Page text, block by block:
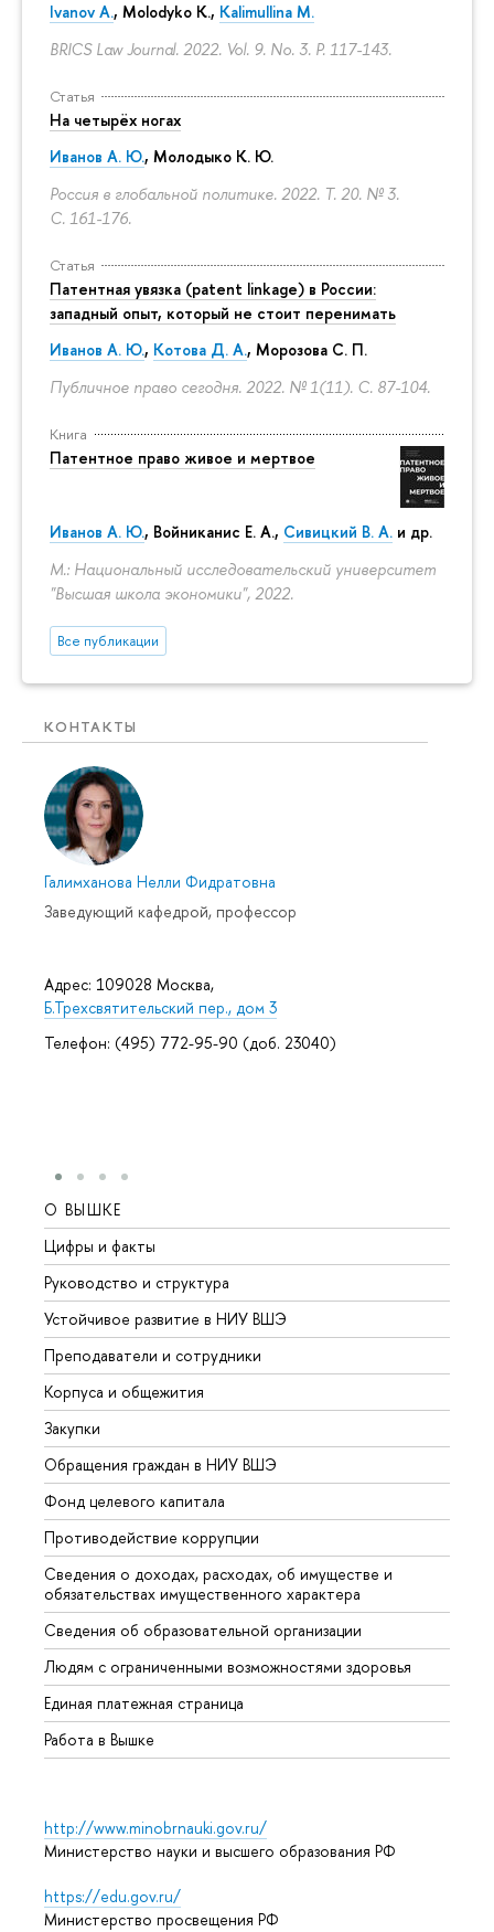
Ivanov A., Molodyko K., Kalimullina M.
BRICS Law Journal. 2022. Vol. 9. No. 3. P. 117-143.
Статья
На четырёх ногах
Иванов А. Ю., Молодыко К. Ю.
Россия в глобальной политике. 2022. Т. 20. № 3.
С. 161-176.
Статья
Патентная увязка (patent linkage) в России:
западный опыт, который не стоит перенимать
Иванов А. Ю., Котова Д. А., Морозова С. П.
Публичное право сегодня. 2022. № 1(11). С. 87-104.
Книга
Патентное право живое и мертвое
Иванов А. Ю., Войниканис Е. А., Сивицкий В. А. и др.
М.: Национальный исследовательский университет
"Высшая школа экономики", 2022.
Все публикации
КОНТАКТЫ
Галимханова Нелли Фидратовна
Заведующий кафедрой, профессор
Адрес: 109028 Москва,
Б.Трехсвятительский пер., дом 3
Телефон: (495) 772-95-90 (доб. 23040)
О ВЫШКЕ
Цифры и факты
Руководство и структура
Устойчивое развитие в НИУ ВШЭ
Преподаватели и сотрудники
Корпуса и общежития
Закупки
Обращения граждан в НИУ ВШЭ
Фонд целевого капитала
Противодействие коррупции
Сведения о доходах, расходах, об имуществе и
обязательствах имущественного характера
Сведения об образовательной организации
Людям с ограниченными возможностями здоровья
Единая платежная страница
Работа в Вышке
http://www.minobrnauki.gov.ru/
Министерство науки и высшего образования РФ
https://edu.gov.ru/
Министерство просвещения РФ